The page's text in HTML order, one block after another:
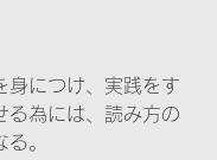
身につけ、実践をす
る為には、読み方の
。